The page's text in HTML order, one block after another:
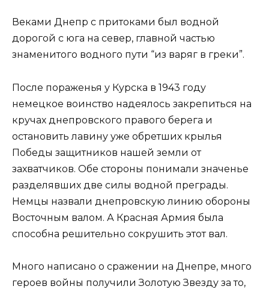
Веками Днепр с притоками был водной
дорогой с юга на север, главной частью
знаменитого водного пути “из варяг в греки”.
После пораженья у Курска в 1943 году
немецкое воинство надеялось закрепиться на
кручах днепровского правого берега и
остановить лавину уже обретших крылья
Победы защитников нашей земли от
захватчиков. Обе стороны понимали значенье
разделявших две силы водной преграды.
Немцы назвали днепровскую линию обороны
Восточным валом. А Красная Армия была
способна решительно сокрушить этот вал.
Много написано о сражении на Днепре, много
героев войны получили Золотую Звезду за то,